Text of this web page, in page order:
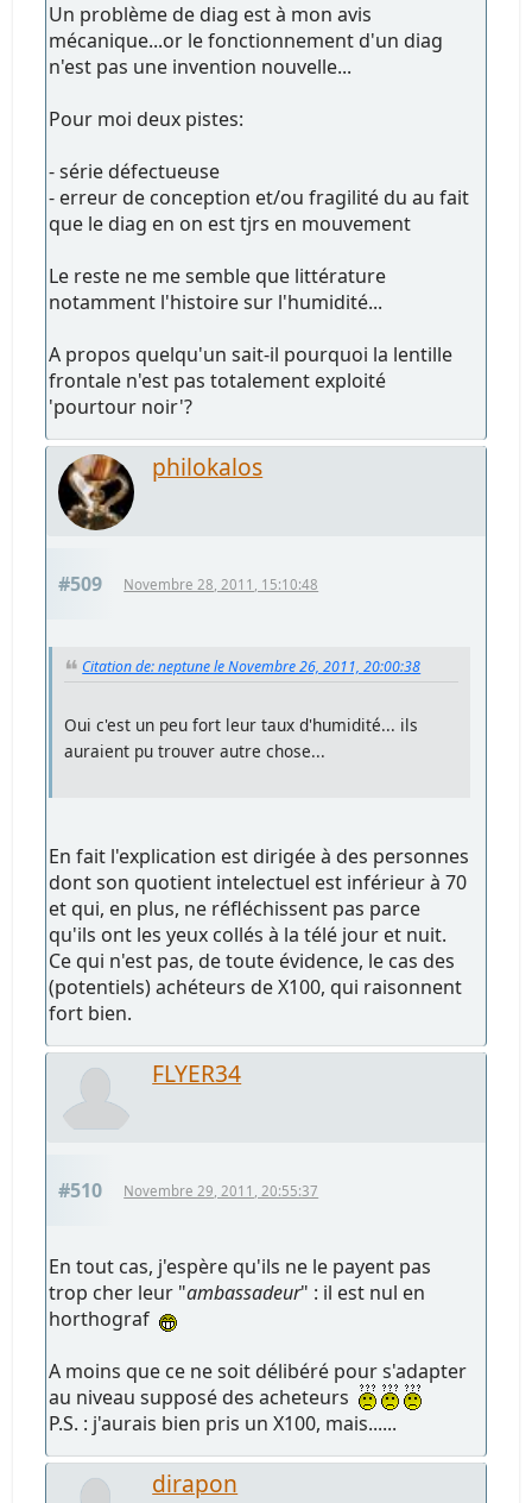
Un problème de diag est à mon avis
mécanique...or le fonctionnement d'un diag
n'est pas une invention nouvelle...
Pour moi deux pistes:
- série défectueuse
- erreur de conception et/ou fragilité du au fait
que le diag en on est tjrs en mouvement
Le reste ne me semble que littérature
notamment l'histoire sur l'humidité...
A propos quelqu'un sait-il pourquoi la lentille
frontale n'est pas totalement exploité
'pourtour noir'?
philokalos
#509 Novembre 28, 2011, 15:10:48
Citation de: neptune le Novembre 26, 2011, 20:00:38
Oui c'est un peu fort leur taux d'humidité... ils
auraient pu trouver autre chose...
En fait l'explication est dirigée à des personnes
dont son quotient intelectuel est inférieur à 70
et qui, en plus, ne réfléchissent pas parce
qu'ils ont les yeux collés à la télé jour et nuit.
Ce qui n'est pas, de toute évidence, le cas des
(potentiels) achéteurs de X100, qui raisonnent
fort bien.
FLYER34
#510 Novembre 29, 2011, 20:55:37
En tout cas, j'espère qu'ils ne le payent pas
trop cher leur "ambassadeur" : il est nul en
horthograf
A moins que ce ne soit délibéré pour s'adapter
au niveau supposé des acheteurs
P.S. : j'aurais bien pris un X100, mais......
dirapon